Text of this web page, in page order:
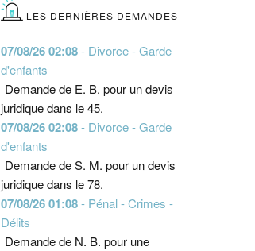
LES DERNIÈRES DEMANDES
07/08/26 02:08- Divorce - Garde
d'enfants
Demande de E. B. pour un devis
juridique dans le 45.
07/08/26 02:08- Divorce - Garde
d'enfants
Demande de S. M. pour un devis
juridique dans le 78.
07/08/26 01:08- Pénal - Crimes -
Délits
Demande de N. B. pour une